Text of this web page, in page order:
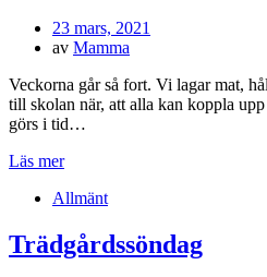
Publicerad
den
23 mars, 2021
av Mamma
Veckorna går så fort. Vi lagar mat,
till skolan när, att alla kan koppla
görs i tid…
Läs mer
Allmänt
Trädgårdssöndag